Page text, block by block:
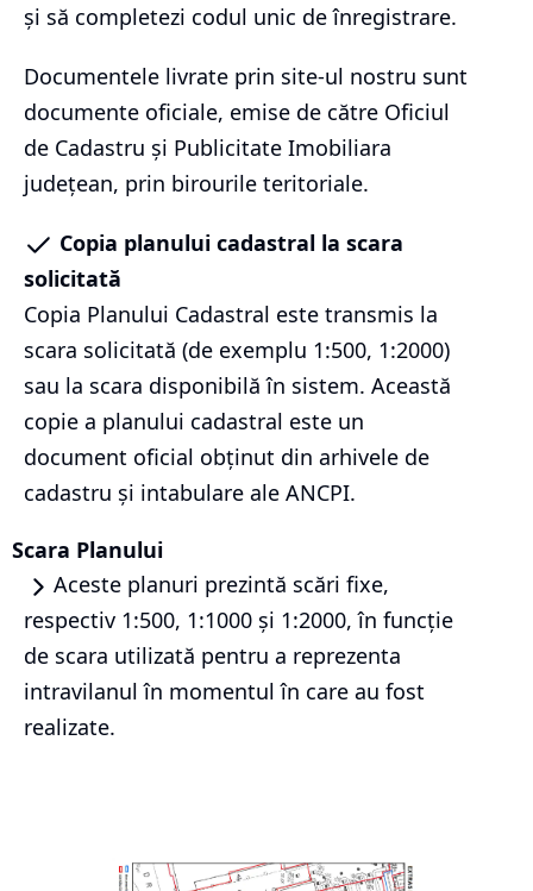
și să completezi codul unic de înregistrare.
Documentele livrate prin site-ul nostru sunt
documente oficiale, emise de către Oficiul
de Cadastru și Publicitate Imobiliara
județean, prin birourile teritoriale.
Copia planului cadastral la scara
solicitată
Copia Planului Cadastral este transmis la
scara solicitată (de exemplu 1:500, 1:2000)
sau la scara disponibilă în sistem. Această
copie a planului cadastral este un
document oficial obținut din arhivele de
cadastru și intabulare ale ANCPI.
Scara Planului
Aceste planuri prezintă scări fixe,
respectiv 1:500, 1:1000 și 1:2000, în funcție
de scara utilizată pentru a reprezenta
intravilanul în momentul în care au fost
realizate.